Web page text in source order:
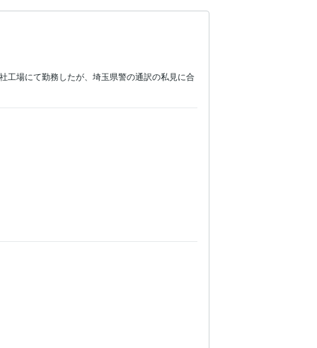
工場にて勤務したが、埼玉県警の通訳の私見に合